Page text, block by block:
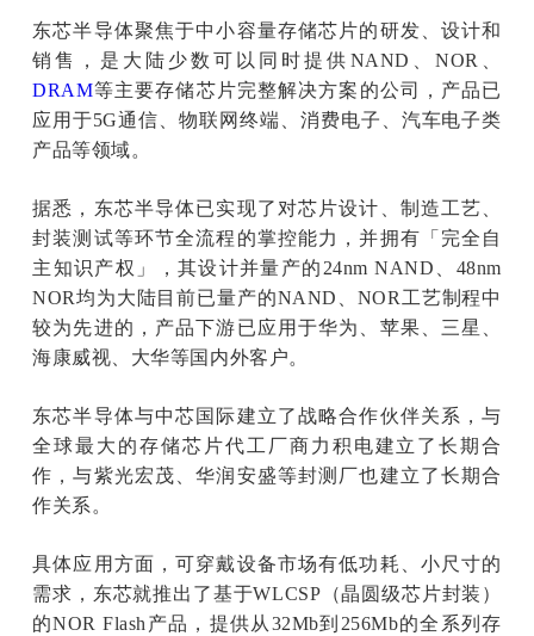
东芯半导体聚焦于中小容量存储芯片的研发、设计和
销售，是大陆少数可以同时提供NAND、NOR、
DRAM等主要存储芯片完整解决方案的公司，产品已
应用于5G通信、物联网终端、消费电子、汽车电子类
产品等领域。
据悉，东芯半导体已实现了对芯片设计、制造工艺、
封装测试等环节全流程的掌控能力，并拥有「完全自
主知识产权」，其设计并量产的24nm NAND、48nm
NOR均为大陆目前已量产的NAND、NOR工艺制程中
较为先进的，产品下游已应用于华为、苹果、三星、
海康威视、大华等国内外客户。
东芯半导体与中芯国际建立了战略合作伙伴关系，与
全球最大的存储芯片代工厂商力积电建立了长期合
作，与紫光宏茂、华润安盛等封测厂也建立了长期合
作关系。
具体应用方面，可穿戴设备市场有低功耗、小尺寸的
需求，东芯就推出了基于WLCSP（晶圆级芯片封装）
的NOR Flash产品，提供从32Mb到256Mb的全系列存